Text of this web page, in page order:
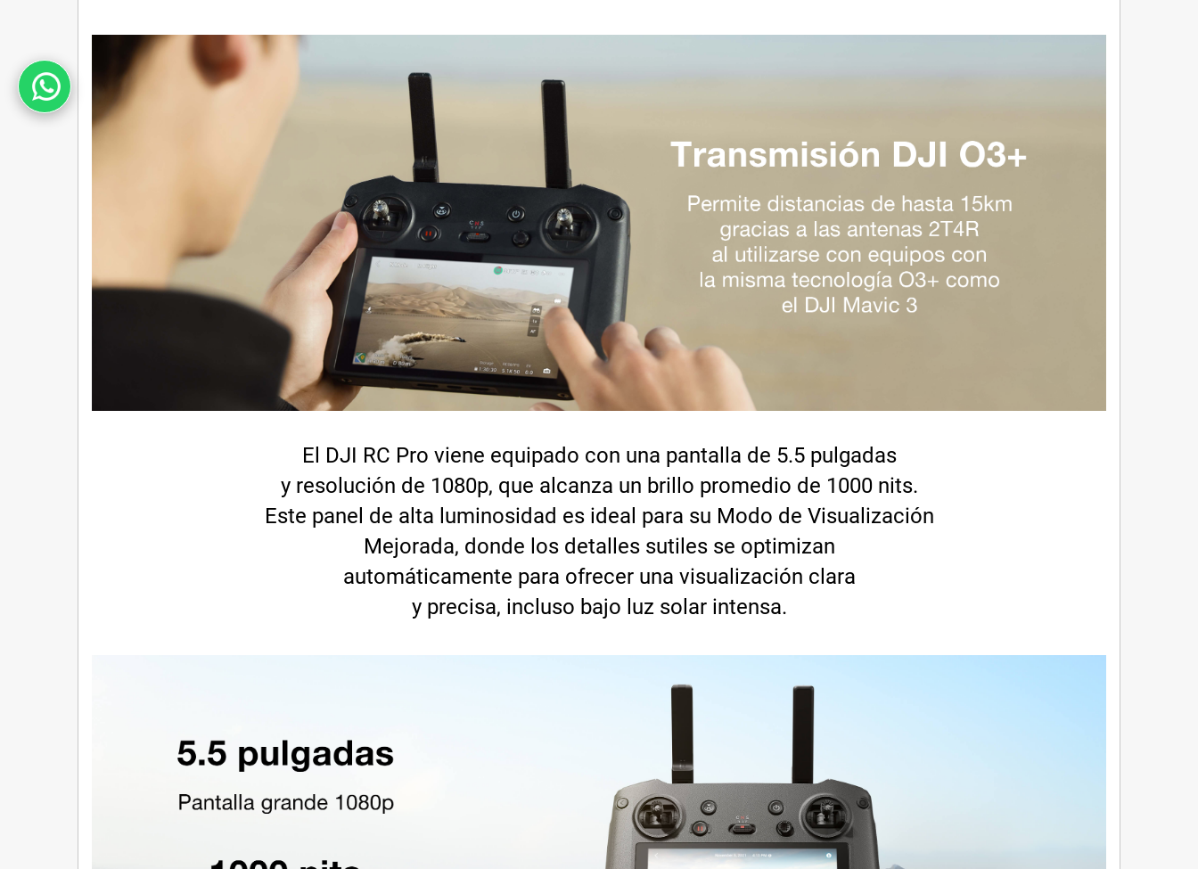
El DJI RC Pro viene equipado con una pantalla de 5.5 pulgadas
y resolución de 1080p, que alcanza un brillo promedio de 1000 nits.
Este panel de alta luminosidad es ideal para su Modo de Visualización
Mejorada, donde los detalles sutiles se optimizan
automáticamente para ofrecer una visualización clara
y precisa, incluso bajo luz solar intensa.